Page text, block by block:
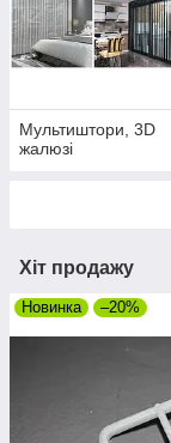
Мультиштори, 3D
жалюзі
Хіт продажу
Новинка –20%